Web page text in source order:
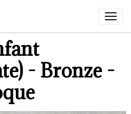
- Bronze -